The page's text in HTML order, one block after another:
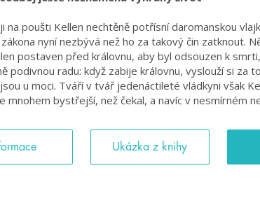
na poušti Kellen nechtěně potřísní daromanskou
nyní nezbývá než ho za takový čin zatknout.
postaven před královnu, aby byl odsouzen k
podivnou radu: když zabije královnu, vyslouží si za
u moci. Tváří v tvář jedenáctileté vládkyni však
mnohem bystřejší, než čekal, a navíc v nesmírném
Ukázka z knihy